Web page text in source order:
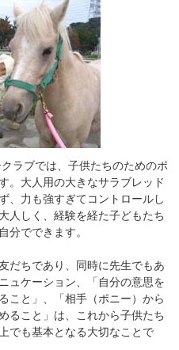
ラブでは、子供たちのためのポ
。大人用の大きなサラブレッド
、力も強すぎてコントロールし
人しく、経験を経た子どもたち
分でできます。
だちであり、同時に先生でもあ
ュケーション、「自分の意思を
こと」、「相手（ポニー）から
ること」は、これから子供たち
でも基本となる大切なことで